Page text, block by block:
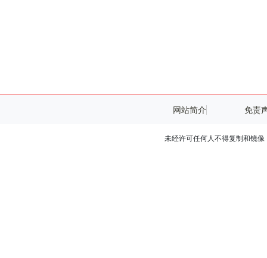
网站简介 免责
未经许可任何人不得复制和镜